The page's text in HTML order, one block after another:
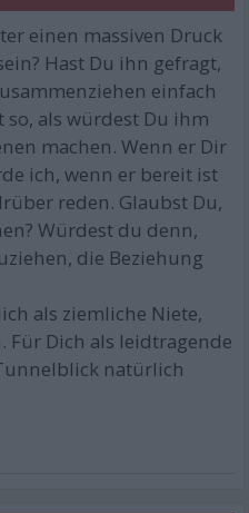
einen massiven Druck
Hast Du ihn gefragt,
einfach
so, als würdest Du ihm
machen. Wenn er Dir
ich, wenn er bereit ist
reden. Glaubst Du,
Würdest du denn,
die Beziehung
als ziemliche Niete,
Dich als leidtragende
natürlich